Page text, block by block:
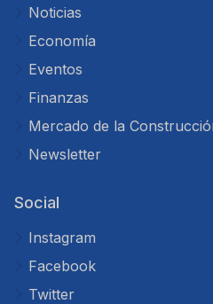
Noticias
Economía
Eventos
Finanzas
Mercado de la
Newsletter
Social
Instagram
Facebook
Twitter